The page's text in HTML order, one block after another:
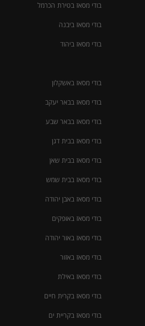
בודי מסאז בטירת הכרמל
בודי מסאז ביבנה
בודי מסאז ביהוד
בודי מסאז באשקלון
בודי מסאז בבאר יעקב
בודי מסאז בבאר שבע
בודי מסאז בבית דגן
בודי מסאז בבית שאן
בודי מסאז בבית שמש
בודי מסאז באבן יהודה
בודי מסאז באופקים
בודי מסאז באור יהודה
בודי מסאז באזור
בודי מסאז באילת
בודי מסאז בקרית חיים
בודי מסאז בקריית ים